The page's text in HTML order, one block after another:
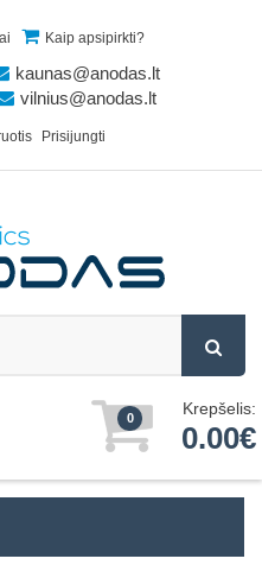
Kaip apsipirkti?
kaunas@anodas.lt
vilnius@anodas.lt
Prisijungti
0 Krepšelis:
0.00€